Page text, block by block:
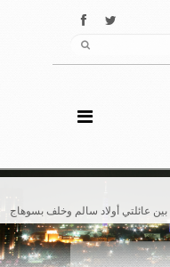
عائلتي أولاد سالم وخلف بسوهاج